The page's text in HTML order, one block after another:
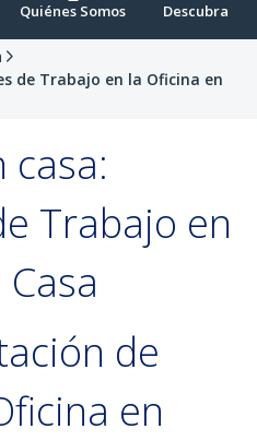
Quiénes Somos Descubra
de Trabajo en la Oficina en
casa:
Trabajo en
de
en